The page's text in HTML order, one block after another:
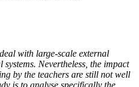
with large-scale external
Nevertheless, the impact
by the teachers are still not well